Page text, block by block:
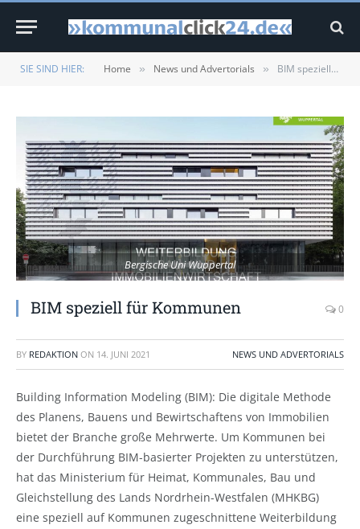
SIE SIND HIER: Home » News und Advertorials » BIM speziell für Kommunen
Bergische Uni Wuppertal
BIM speziell für Kommunen 0
BY REDAKTION ON 14. JUNI 2021 NEWS UND ADVERTORIALS
Building Information Modeling (BIM): Die digitale Methode
des Planens, Bauens und Bewirtschaftens von Immobilien
bietet der Branche große Mehrwerte. Um Kommunen bei
der Durchführung BIM-basierter Projekten zu unterstützen,
hat das Ministerium für Heimat, Kommunales, Bau und
Gleichstellung des Lands Nordrhein-Westfalen (MHKBG)
eine speziell auf Kommunen zugeschnittene Weiterbildung